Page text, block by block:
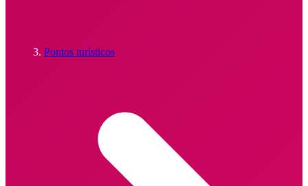
Pontos turísticos